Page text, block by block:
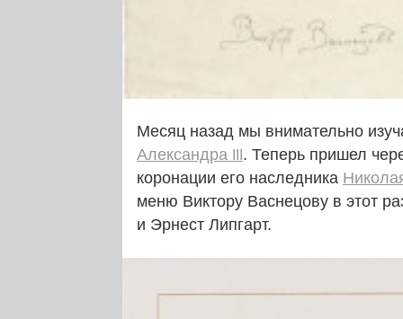
Месяц назад мы внимательно
Александра III. Теперь пришел
коронации его наследника
меню Виктору Васнецову в этот
и Эрнест Липгарт.